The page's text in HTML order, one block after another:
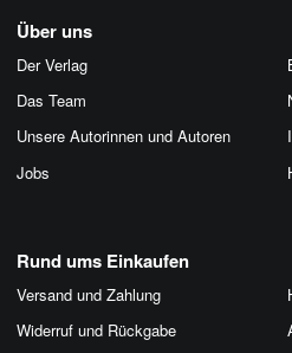
Über uns
Der Verlag
Das Team
Unsere Autorinnen und Autoren
Jobs
Rund ums Einkaufen
Versand und Zahlung
Widerruf und Rückgabe